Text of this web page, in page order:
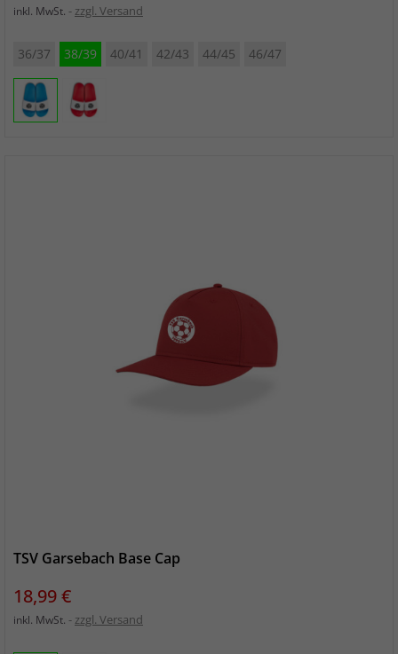
inkl. MwSt. zzgl. Versand
36/37 38/39 40/41 42/43 44/45 46/47
TSV Garsebach Base Cap
Preis
18,99 €
inkl. MwSt. zzgl. Versand